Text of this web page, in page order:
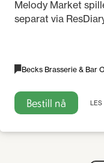
Melody Market
separat via
Becks Brasserie & Bar
Bestill nå LES